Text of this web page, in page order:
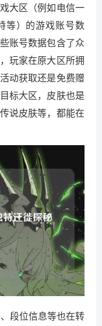
大区（例如电信一
等）的游戏账号数
账号数据包含了众
玩家在原大区所拥
动获取还是免费赠
标大区，皮肤也是
说皮肤等，都能在
段位信息等也在转